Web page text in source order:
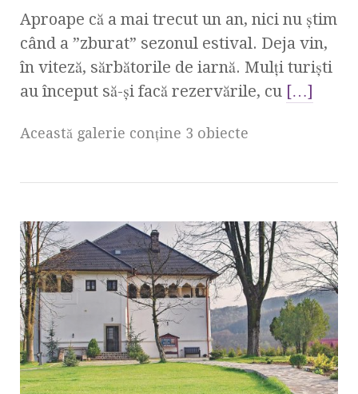
Aproape că a mai trecut un an, nici nu știm
când a ”zburat” sezonul estival. Deja vin,
în viteză, sărbătorile de iarnă. Mulți turiști
au început să-și facă rezervările, cu […]
Această galerie conţine 3 obiecte